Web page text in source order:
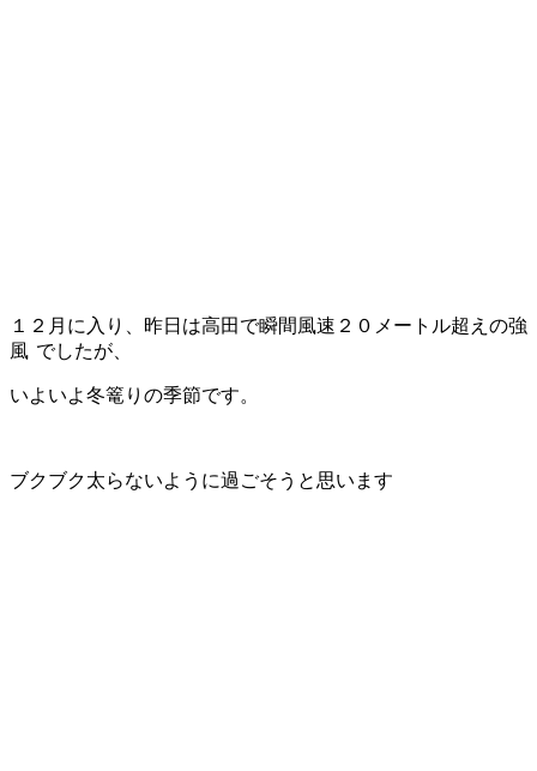
１２月に入り、昨日は高田で瞬間風速２０メートル超えの強
風 でしたが、
いよいよ冬篭りの季節です。
ブクブク太らないように過ごそうと思います